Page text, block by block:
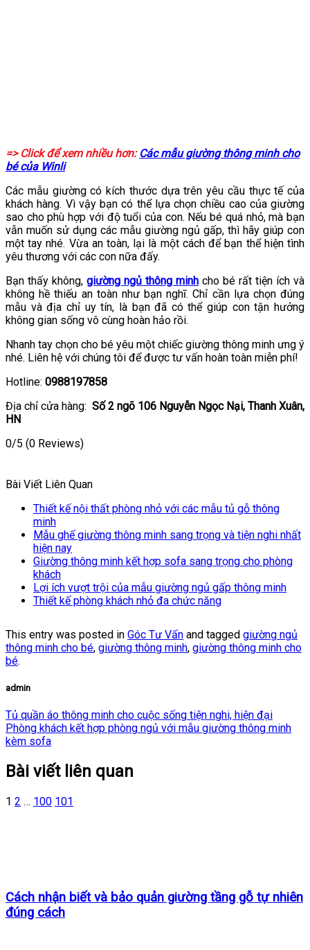
=> Click để xem nhiều hơn: Các mẫu giường thông minh cho
bé của Winli
Các mẫu giường có kích thước dựa trên yêu cầu thực tế của
khách hàng. Vì vậy bạn có thể lựa chọn chiều cao của giường
sao cho phù hợp với độ tuổi của con. Nếu bé quá nhỏ, mà bạn
vẫn muốn sử dụng các mẫu giường ngủ gấp, thì hãy giúp con
một tay nhé. Vừa an toàn, lại là một cách để bạn thể hiện tình
yêu thương với các con nữa đấy.
Bạn thấy không, giường ngủ thông minh cho bé rất tiện ích và
không hề thiếu an toàn như bạn nghĩ. Chỉ cần lựa chọn đúng
mẫu và địa chỉ uy tín, là bạn đã có thể giúp con tận hưởng
không gian sống vô cùng hoàn hảo rồi.
Nhanh tay chọn cho bé yêu một chiếc giường thông minh ưng ý
nhé. Liên hệ với chúng tôi để được tư vấn hoàn toàn miễn phí!
Hotline: 0988197858
Địa chỉ cửa hàng: Số 2 ngõ 106 Nguyễn Ngọc Nại, Thanh Xuân,
HN
0/5 (0 Reviews)
Bài Viết Liên Quan
Thiết kế nội thất phòng nhỏ với các mẫu tủ gỗ thông
minh
Mẫu ghế giường thông minh sang trọng và tiện nghi nhất
hiện nay
Giường thông minh kết hợp sofa sang trọng cho phòng
khách
Lợi ích vượt trội của mẫu giường ngủ gấp thông minh
Thiết kế phòng khách nhỏ đa chức năng
This entry was posted in Góc Tư Vấn and tagged giường ngủ
thông minh cho bé, giường thông minh, giường thông minh cho
bé.
admin
Tủ quần áo thông minh cho cuộc sống tiện nghi, hiện đại
Phòng khách kết hợp phòng ngủ với mẫu giường thông minh
kèm sofa
Bài viết liên quan
1 2 … 100 101
Cách nhận biết và bảo quản giường tầng gỗ tự nhiên
đúng cách